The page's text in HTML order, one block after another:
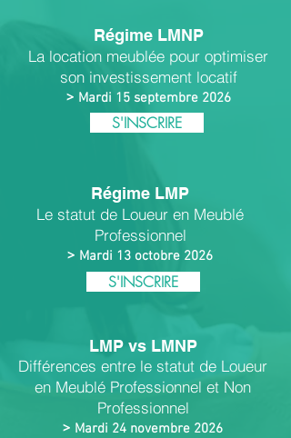
Régime LMNP
La location meublée pour optimiser
son investissement locatif
> Mardi 15 septembre 2026
S'INSCRIRE
Régime LMP
Le statut de Loueur en Meublé
Professionnel
> Mardi 13 octobre 2026
S'INSCRIRE
LMP vs LMNP
Différences entre le statut de Loueur
en Meublé Professionnel et Non
Professionnel
> Mardi 24 novembre 2026